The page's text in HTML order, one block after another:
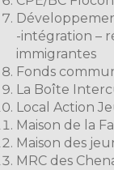
-intégration –
immigrantes
Fonds
La Boîte
Local Action
Maison de la
Maison des
MRC des